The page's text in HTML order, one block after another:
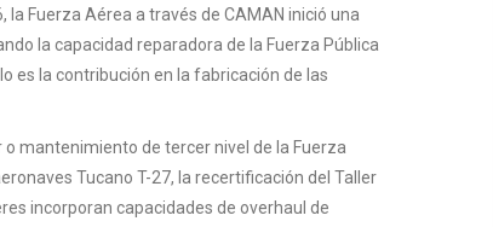
Fuerza Aérea a través de CAMAN inició una
la capacidad reparadora de la Fuerza Pública
es la contribución en la fabricación de las
mantenimiento de tercer nivel de la Fuerza
Tucano T-27, la recertificación del Taller
incorporan capacidades de overhaul de